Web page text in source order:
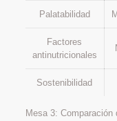
Palatabilidad
Factores
antinutricionales
Sostenibilidad
Mesa 3: